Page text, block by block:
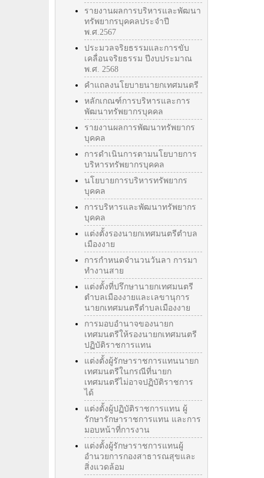
รายงานผลการบริหารและพัฒนา
ทรัพยากรบุคคลประจำปี
พ.ศ.2567
ประมวลจริยธรรมและการขับ
เคลื่อนจริยธรรม ปีงบประมาณ
พ.ศ. 2568
คำแถลงนโยบายนายกเทศมนตรี
หลักเกณฑ์การบริหารและการ
พัฒนาทรัพยากรบุคคล
รายงานผลการพัฒนาทรัพยากร
บุคคล
การดำเนินการตามนโยบายการ
บริหารทรัพยากรบุคคล
นโยบายการบริหารทรัพยากร
บุคคล
การบริหารและพัฒนาทรัพยากร
บุคคล
แต่งตั้งรองนายกเทศมนตรีตำบล
เมืองงาย
การกำหนดจำนวนวันลา การมา
ทำงานสาย
แต่งตั้งที่ปรึกษานายกเทศมนตรี
ตำบลเมืองงายและเลขานุการ
นายกเทศมนตรีตำบลเมืองงาย
การมอบอำนาจของนายก
เทศมนตรีให้รองนายกเทศมนตรี
ปฏิบัติราชการแทน
แต่งตั้งผู้รักษาราชการแทนนายก
เทศมนตรีในกรณีที่นายก
เทศมนตรีไม่อาจปฏิบัติราชการ
ได้
แต่งตั้งผู้ปฏิบัติราชการแทน ผู้
รักษารักษาราชการแทน และการ
มอบหน้าที่การงาน
แต่งตั้งผู้รักษาราชการแทนผู้
อำนวยการกองสาธารณสุขและ
สิ่งแวดล้อม